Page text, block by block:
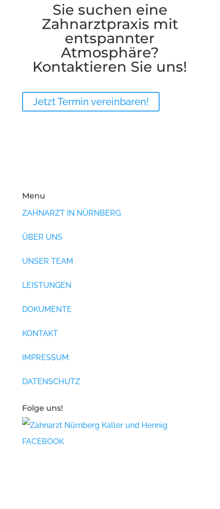
Sie suchen eine
Zahnarztpraxis mit
entspannter
Atmosphäre?
Kontaktieren Sie uns!
Jetzt Termin vereinbaren!
Menu
ZAHNARZT IN NÜRNBERG
ÜBER UNS
UNSER TEAM
LEISTUNGEN
DOKUMENTE
KONTAKT
IMPRESSUM
DATENSCHUTZ
Folge uns!
FACEBOOK